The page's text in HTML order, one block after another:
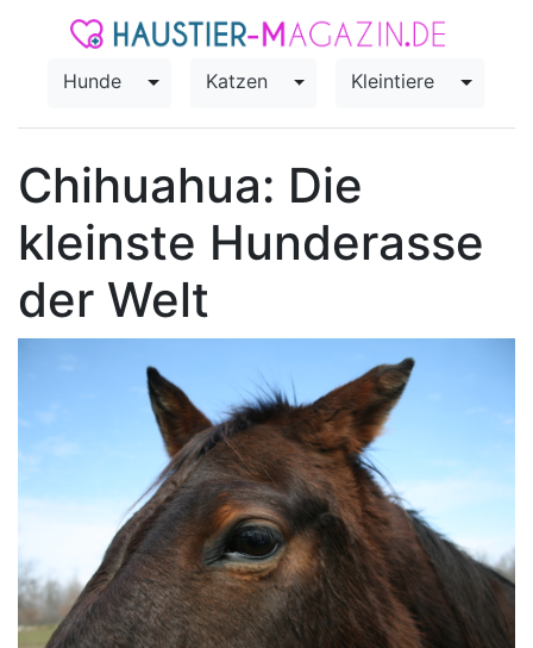
Hunde Toggle Dropdown
Katzen Toggle Dropdown
Kleintiere Toggle
Chihuahua: Die
kleinste Hunderasse
der Welt